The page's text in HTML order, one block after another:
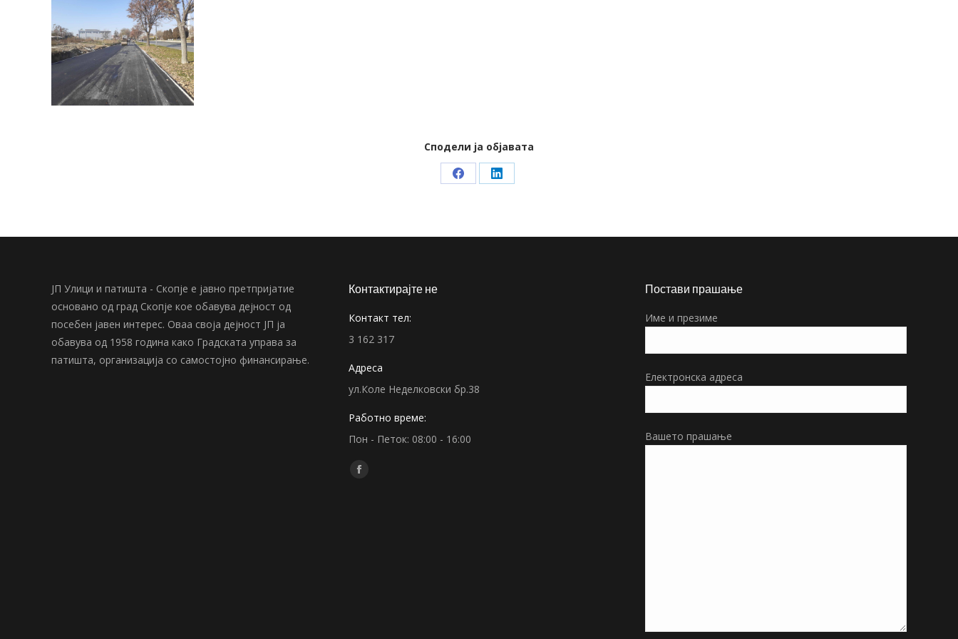
Сподели ја објавата
Share Share
ЈП Улици и патишта - Скопје е јавно претпријатие
основано од град Скопје кое обавува дејност од
посебен јавен интерес. Оваа своја дејност ЈП ја
обавува од 1958 година како Градската управа за
патишта, организација со самостојно финансирање.
Контактирајте не
Контакт тел:
3 162 317
Адреса
ул.Коле Неделковски бр.38
Работно време:
Пон - Петок: 08:00 - 16:00
Find us on:
Facebook
Постави прашање
Име и презиме
Електронска адреса
Вашето прашање